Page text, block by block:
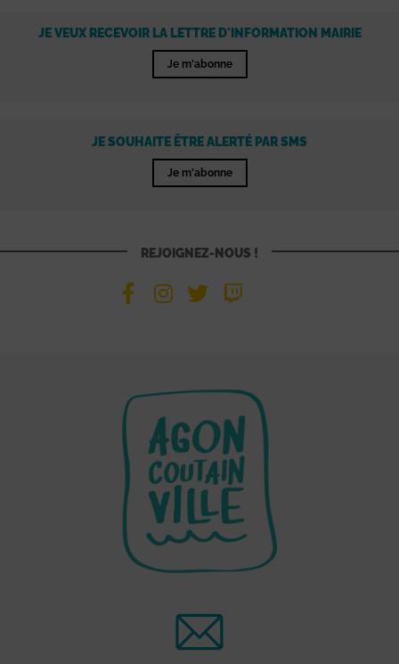
JE VEUX RECEVOIR LA LETTRE D'INFORMATION MAIRIE
Je m'abonne
JE SOUHAITE ÊTRE ALERTÉ PAR SMS
Je m'abonne
REJOIGNEZ-NOUS !